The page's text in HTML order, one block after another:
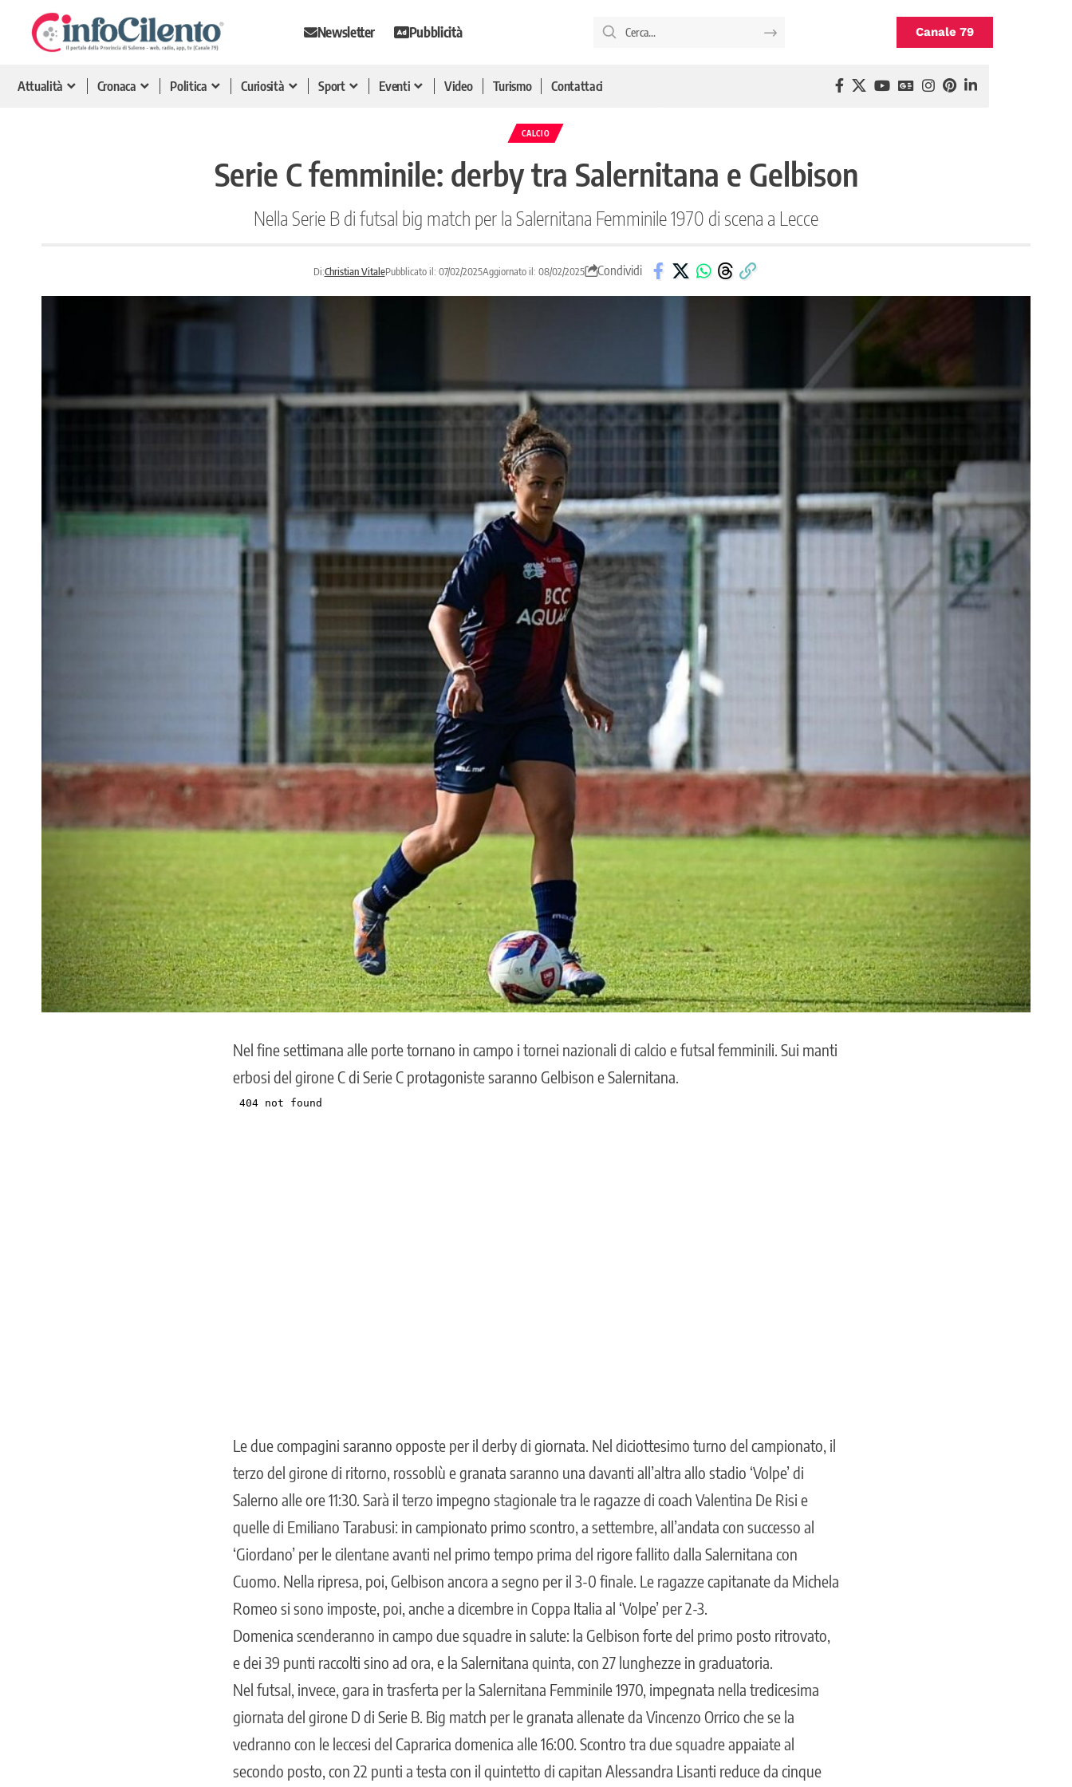
Newsletter Pubblicità Canale 79
Attualità Cronaca Politica Curiosità Sport Eventi Video Turismo Contattaci
CALCIO
Serie C femminile: derby tra Salernitana e Gelbison
Nella Serie B di futsal big match per la Salernitana Femminile 1970 di scena a Lecce
Di:Christian VitalePubblicato il: 07/02/2025Aggiornato il: 08/02/2025 Condividi
Nel fine settimana alle porte tornano in campo i tornei nazionali di calcio e futsal femminili. Sui manti
erbosi del girone C di Serie C protagoniste saranno Gelbison e Salernitana.
Le due compagini saranno opposte per il derby di giornata. Nel diciottesimo turno del campionato, il
terzo del girone di ritorno, rossoblù e granata saranno una davanti all’altra allo stadio ‘Volpe’ di
Salerno alle ore 11:30. Sarà il terzo impegno stagionale tra le ragazze di coach Valentina De Risi e
quelle di Emiliano Tarabusi: in campionato primo scontro, a settembre, all’andata con successo al
‘Giordano’ per le cilentane avanti nel primo tempo prima del rigore fallito dalla Salernitana con
Cuomo. Nella ripresa, poi, Gelbison ancora a segno per il 3-0 finale. Le ragazze capitanate da Michela
Romeo si sono imposte, poi, anche a dicembre in Coppa Italia al ‘Volpe’ per 2-3.
Domenica scenderanno in campo due squadre in salute: la Gelbison forte del primo posto ritrovato,
e dei 39 punti raccolti sino ad ora, e la Salernitana quinta, con 27 lunghezze in graduatoria.
Nel futsal, invece, gara in trasferta per la Salernitana Femminile 1970, impegnata nella tredicesima
giornata del girone D di Serie B. Big match per le granata allenate da Vincenzo Orrico che se la
vedranno con le leccesi del Caprarica domenica alle 16:00. Scontro tra due squadre appaiate al
secondo posto, con 22 punti a testa con il quintetto di capitan Alessandra Lisanti reduce da cinque